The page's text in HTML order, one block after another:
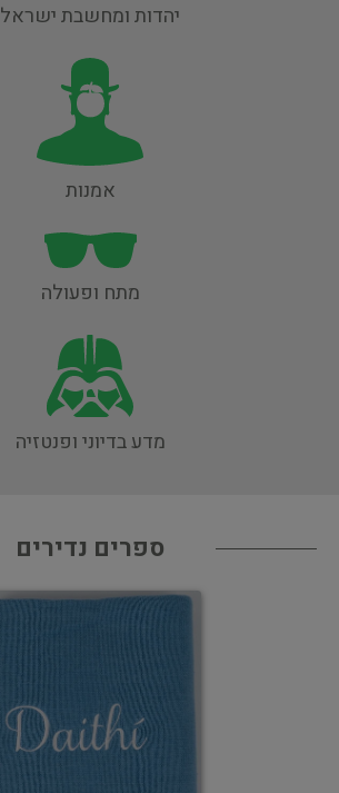
יהדות ומחשבת ישראל
אמנות
מתח ופעולה
מדע בדיוני ופנטזיה
ספרים נדירים